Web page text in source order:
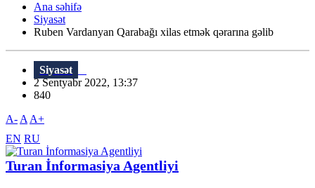
Ana səhifə
Siyasət
Ruben Vardanyan Qarabağı xilas etmək qərarına gəlib
Siyasət
2 Sentyabr 2022, 13:37
840
A- A A+
EN RU
Turan İnformasiya Agentliyi